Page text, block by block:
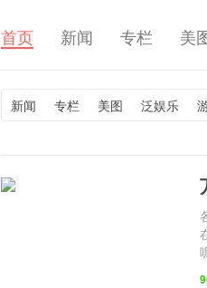
首页 新闻 专栏 美
新闻 专栏 美图 泛娱乐